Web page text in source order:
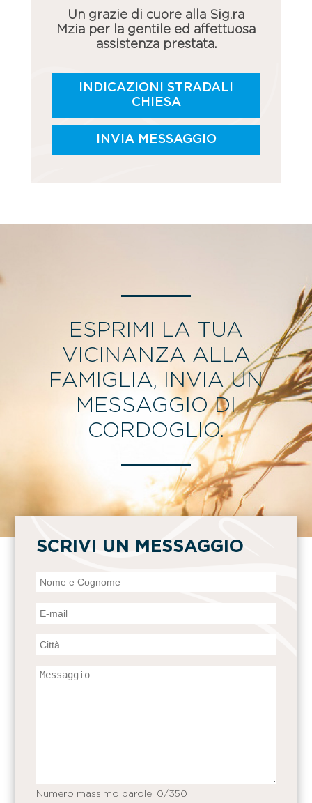
Un grazie di cuore alla Sig.ra
Mzia per la gentile ed affettuosa
assistenza prestata.
INDICAZIONI STRADALI
CHIESA
INVIA MESSAGGIO
ESPRIMI LA TUA
VICINANZA ALLA
FAMIGLIA, INVIA UN
MESSAGGIO DI
CORDOGLIO.
SCRIVI UN MESSAGGIO
Numero massimo parole: 0/350